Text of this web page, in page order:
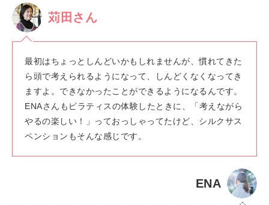
苅田さん
最初はちょっとしんどいかもしれませんが、慣れてきた
ら頭で考えられるようになって、しんどくなくなってき
ますよ。できなかったことができるようになるんです。
ENAさんもピラティスの体験したときに、「考えながら
やるの楽しい！」っておっしゃってたけど、シルクサス
ペンションもそんな感じです。
ENA